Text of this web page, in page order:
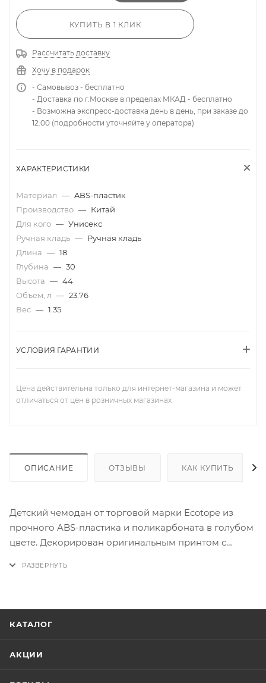
КУПИТЬ В 1 КЛИК
Рассчитать доставку
Хочу в подарок
- Самовывоз - бесплатно
- Доставка по г.Москве в пределах МКАД - бесплатно
- Возможна экспресс-доставка день в день, при заказе до
12.00 (подробности уточняйте у оператора)
ХАРАКТЕРИСТИКИ
Материал — ABS-пластик
Производство — Китай
Для кого — Унисекс
Ручная кладь — Ручная кладь
Длина — 18
Глубина — 30
Высота — 44
Объем, л — 23.76
Вес — 1.35
УСЛОВИЯ ГАРАНТИИ
Цена действительна только для интернет-магазина и может
отличаться от цен в розничных магазинах
ОПИСАНИЕ ОТЗЫВЫ КАК КУПИТЬ
Детский чемодан от торговой марки Ecotope из
прочного ABS-пластика и поликарбоната в голубом
цвете. Декорирован оригинальным принтом с
молнии.
КАТАЛОГ
АКЦИИ